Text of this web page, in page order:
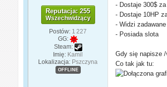
Reputacja: 255
Wszechwidzący
Postów: 1 227
GG:
Steam:
Imię: Kamil
Lokalizacja: Pszczyna
OFFLINE
- Dostaje 300$
- Dostaje 10HP
- Widzi
- Posiada slota
Gdy się napisze
Co tak jak tu: